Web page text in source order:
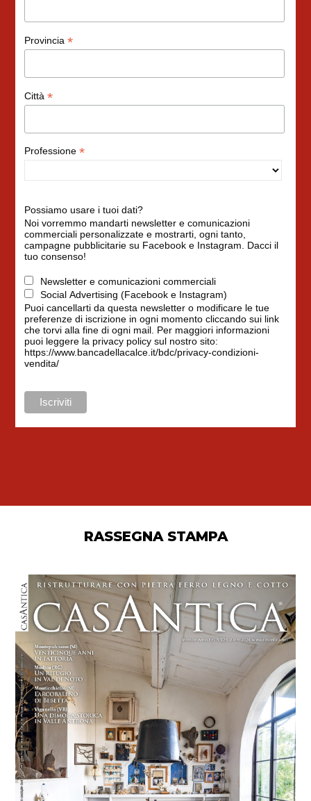
Provincia *
Città *
Professione *
Possiamo usare i tuoi dati?
Noi vorremmo mandarti newsletter e comunicazioni
commerciali personalizzate e mostrarti, ogni tanto,
campagne pubblicitarie su Facebook e Instagram. Dacci il
tuo consenso!
Newsletter e comunicazioni commerciali
Social Advertising (Facebook e Instagram)
Puoi cancellarti da questa newsletter o modificare le tue
preferenze di iscrizione in ogni momento cliccando sui link
che torvi alla fine di ogni mail. Per maggiori informazioni
puoi leggere la privacy policy sul nostro sito:
https://www.bancadellacalce.it/bdc/privacy-condizioni-
vendita/
RASSEGNA STAMPA